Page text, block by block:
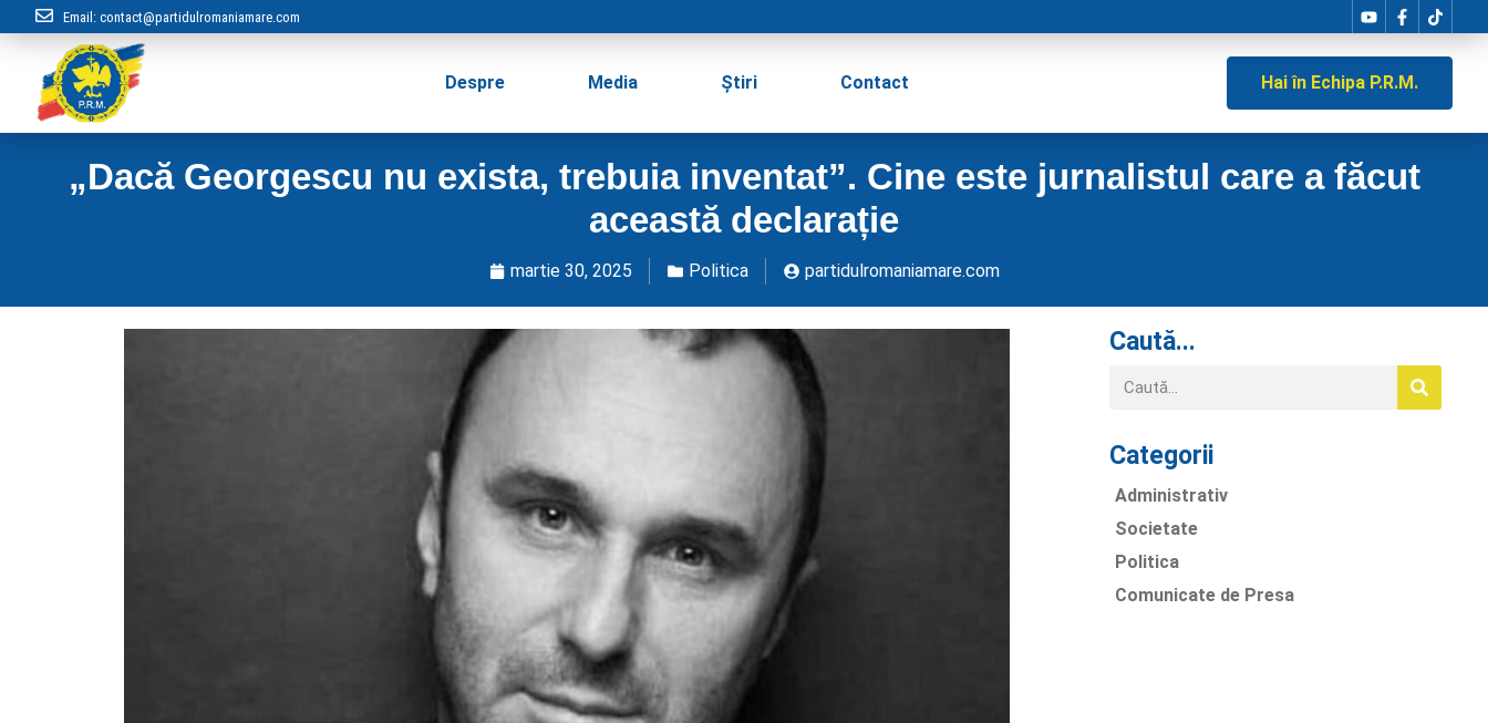
Email: contact@partidulromaniamare.com
Despre Media Știri Contact Hai în Echipa P.R.M.
„Dacă Georgescu nu exista, trebuia inventat”. Cine este jurnalistul care a făcut
această declarație
martie 30, 2025 Politica partidulromaniamare.com
Caută...
Categorii
Administrativ
Societate
Politica
Comunicate de Presa